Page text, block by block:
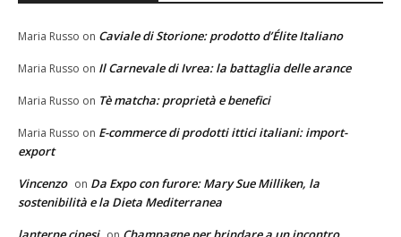
Maria Russo on Caviale di Storione: prodotto d’Élite Italiano
Maria Russo on Il Carnevale di Ivrea: la battaglia delle arance
Maria Russo on Tè matcha: proprietà e benefici
Maria Russo on E-commerce di prodotti ittici italiani: import-
export
Vincenzo on Da Expo con furore: Mary Sue Milliken, la
sostenibilità e la Dieta Mediterranea